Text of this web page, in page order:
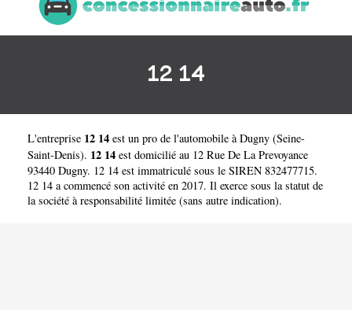
12 14
L'entreprise 12 14 est un pro de l'automobile à Dugny (Seine-
Saint-Denis). 12 14 est domicilié au 12 Rue De La Prevoyance
93440 Dugny. 12 14 est immatriculé sous le SIREN 832477715.
12 14 a commencé son activité en 2017. Il exerce sous la statut de
la société à responsabilité limitée (sans autre indication).